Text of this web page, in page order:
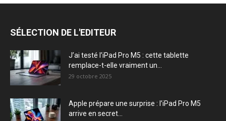
SÉLECTION DE L'EDITEUR
J’ai testé l’iPad Pro M5 : cette tablette
remplace-t-elle vraiment un...
29 octobre 2025
Apple prépare une surprise : l’iPad Pro M5
arrive en secret...